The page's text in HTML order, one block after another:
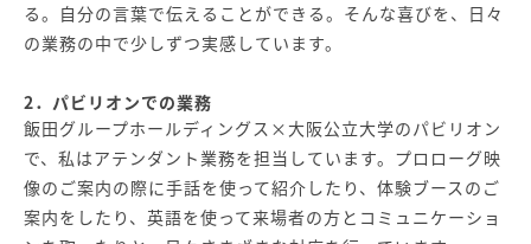
る。自分の言葉で伝えることができる。そんな喜びを、日々
の業務の中で少しずつ実感しています。
2．パビリオンでの業務
飯田グループホールディングス×大阪公立大学のパビリオン
で、私はアテンダント業務を担当しています。プロローグ映
像のご案内の際に手話を使って紹介したり、体験ブースのご
案内をしたり、英語を使って来場者の方とコミュニケーショ